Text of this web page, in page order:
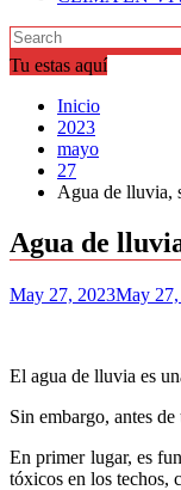
Tu estas aquí
Inicio
2023
mayo
27
Agua de lluvia,
Agua de
May 27, 2023May
El agua de lluvia es
Sin embargo, antes
En primer lugar, es
tóxicos en los techos,